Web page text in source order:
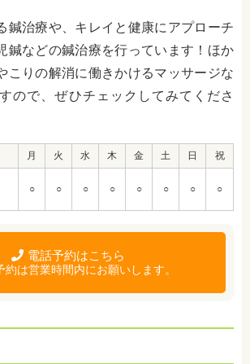
鍼治療や、キレイと健康にアプローチ
鍼などの鍼治療を行っています！ほか
こりの解消に働きかけるマッサージな
ので、ぜひチェックしてみてくださ
月 火 水 木 金 土 日 祝
○ ○ ○ ○ ○ ○ ○ ○
電話予約はこちら
は営業時間内にお願いします。